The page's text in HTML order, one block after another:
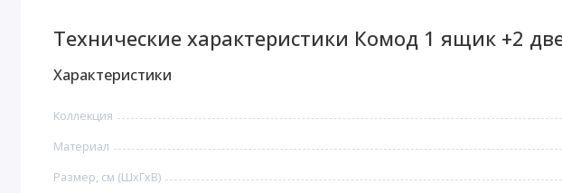
Технические характеристики Комод 1 ящик +2
Характеристики
Коллекция
Материал
Размер, см (ШхГхВ)